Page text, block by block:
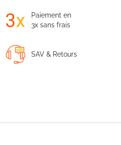
Paiement en
3x sans frais
SAV & Retours